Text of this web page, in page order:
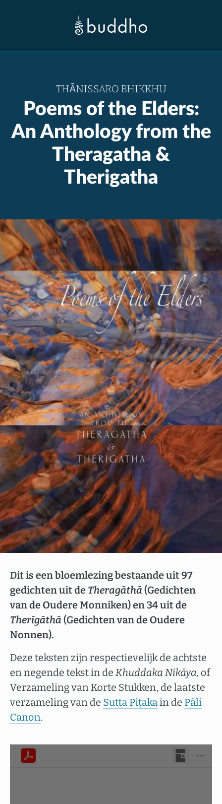
THĀNISSARO BHIKKHU
Poems of the Elders:
An Anthology from the
Theragatha &
Therigatha
Dit is een bloemlezing bestaande uit 97
gedichten uit de Theragāthā (Gedichten
van de Oudere Monniken) en 34 uit de
Therīgāthā (Gedichten van de Oudere
Nonnen).
Deze teksten zijn respectievelijk de achtste
en negende tekst in de Khuddaka Nikāya, of
Verzameling van Korte Stukken, de laatste
verzameling van de Sutta Piṭakain de Pāli
Canon.